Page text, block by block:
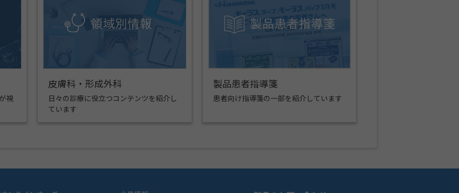
視
皮膚科・形成外科
日々の診療に役立つコンテンツを紹介し
ています
製品患者指導箋
患者向け指導箋の一部を紹介しています